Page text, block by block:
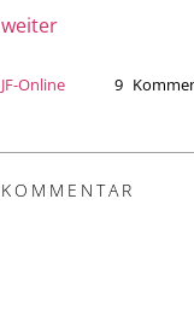
weiter
JF-Online 9
KOMMENTAR